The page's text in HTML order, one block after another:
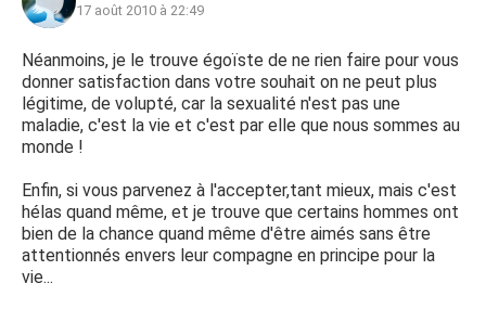
17 août 2010 à 22:49
Néanmoins, je le trouve égoïste de ne rien faire pour vous
donner satisfaction dans votre souhait on ne peut plus
légitime, de volupté, car la sexualité n'est pas une
maladie, c'est la vie et c'est par elle que nous sommes au
monde !
Enfin, si vous parvenez à l'accepter,tant mieux, mais c'est
hélas quand même, et je trouve que certains hommes ont
bien de la chance quand même d'être aimés sans être
attentionnés envers leur compagne en principe pour la
vie...